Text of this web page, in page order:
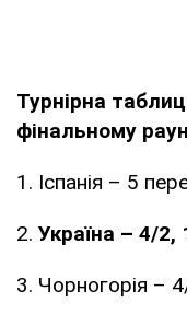
Турнірна
фінальному
1. Іспанія – 5
2. Україна – 4/2,
3. Чорногорія –